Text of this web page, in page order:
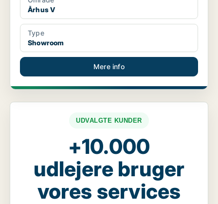
Århus V
Type
Showroom
Mere info
UDVALGTE KUNDER
+10.000
udlejere bruger
vores services